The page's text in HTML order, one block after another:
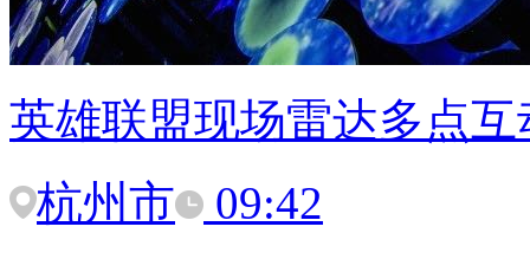
英雄联盟现场雷达多点互
杭州市
09:42